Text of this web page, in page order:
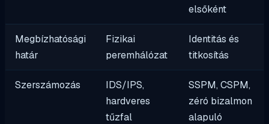
elsőként
Megbízhatósági
határ
Fizikai
peremhálózat
Identitás és
titkosítás
Szerszámozás
IDS/IPS,
hardveres
tűzfal
SSPM, CSPM,
zéró bizalmon
alapuló